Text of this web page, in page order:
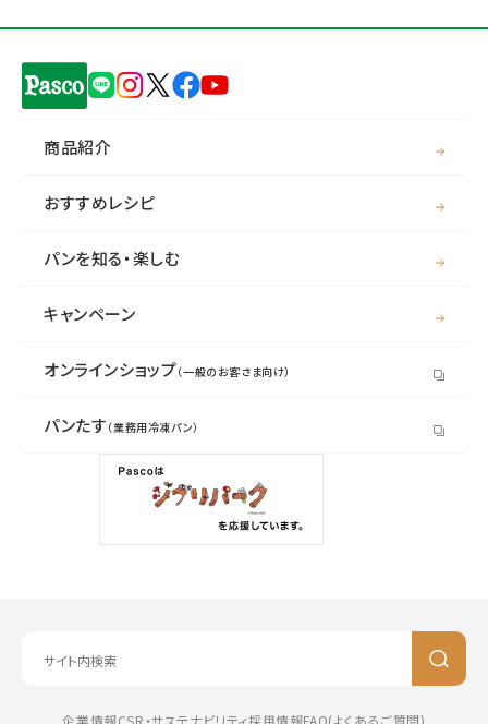
商品紹介
おすすめレシピ
パンを知る・楽しむ
キャンペーン
オンラインショップ（一般のお客さま向け）
パンたす （業務用冷凍パン）
企業情報CSR・サステナビリティ採用情報FAQ(よくあるご質問)